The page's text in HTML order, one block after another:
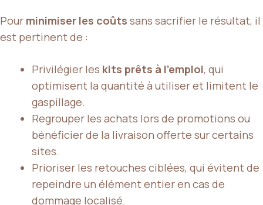
Pour minimiser les coûts sans sacrifier le résultat, il
est pertinent de :
Privilégier les kits prêts à l’emploi, qui
optimisent la quantité à utiliser et limitent le
gaspillage.
Regrouper les achats lors de promotions ou
bénéficier de la livraison offerte sur certains
sites.
Prioriser les retouches ciblées, qui évitent de
repeindre un élément entier en cas de
dommage localisé.